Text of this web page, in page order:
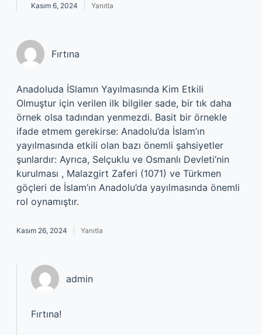
Kasım 6, 2024 Yanıtla
Fırtına
Anadoluda İSlamın Yayılmasında Kim Etkili
Olmuştur için verilen ilk bilgiler sade, bir tık daha
örnek olsa tadından yenmezdi. Basit bir örnekle
ifade etmem gerekirse: Anadolu’da İslam’ın
yayılmasında etkili olan bazı önemli şahsiyetler
şunlardır: Ayrıca, Selçuklu ve Osmanlı Devleti’nin
kurulması , Malazgirt Zaferi (1071) ve Türkmen
göçleri de İslam’ın Anadolu’da yayılmasında önemli
rol oynamıştır.
Kasım 26, 2024 Yanıtla
admin
Fırtına!